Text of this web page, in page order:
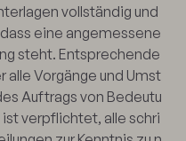
vollständig und
eine angemessene
steht. Entsprechende
alle Vorgänge und Umst
Auftrags von Bedeutu
verpflichtet, alle schri